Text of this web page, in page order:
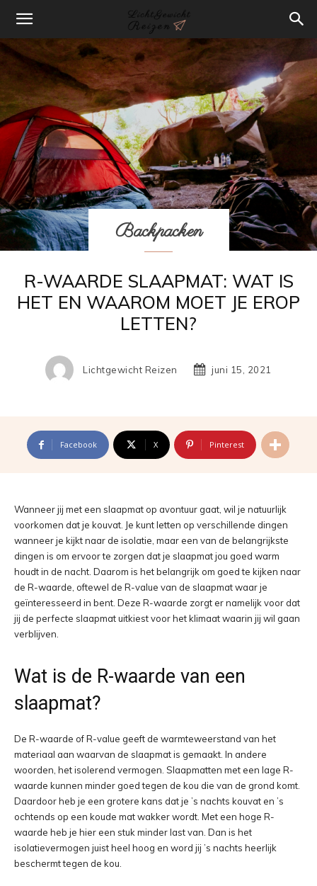
Backpacken
R-WAARDE SLAAPMAT: WAT IS
HET EN WAAROM MOET JE EROP
LETTEN?
Lichtgewicht Reizen juni 15, 2021
Facebook X Pinterest
Wanneer jij met een slaapmat op avontuur gaat, wil je natuurlijk
voorkomen dat je kouvat. Je kunt letten op verschillende dingen
wanneer je kijkt naar de isolatie, maar een van de belangrijkste
dingen is om ervoor te zorgen dat je slaapmat jou goed warm
houdt in de nacht. Daarom is het belangrijk om goed te kijken naar
de R-waarde, oftewel de R-value van de slaapmat waar je
geïnteresseerd in bent. Deze R-waarde zorgt er namelijk voor dat
jij de perfecte slaapmat uitkiest voor het klimaat waarin jij wil gaan
verblijven.
Wat is de R-waarde van een
slaapmat?
De R-waarde of R-value geeft de warmteweerstand van het
materiaal aan waarvan de slaapmat is gemaakt. In andere
woorden, het isolerend vermogen. Slaapmatten met een lage R-
waarde kunnen minder goed tegen de kou die van de grond komt.
Daardoor heb je een grotere kans dat je ’s nachts kouvat en ’s
ochtends op een koude mat wakker wordt. Met een hoge R-
waarde heb je hier een stuk minder last van. Dan is het
isolatievermogen juist heel hoog en word jij ’s nachts heerlijk
beschermt tegen de kou.